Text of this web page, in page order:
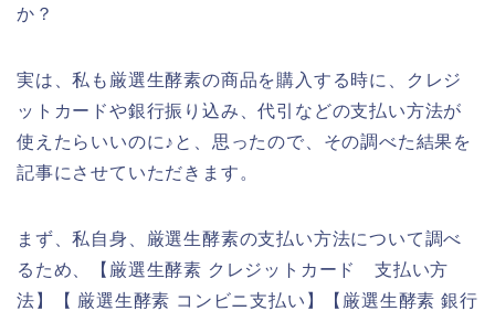
か？
実は、私も厳選生酵素の商品を購入する時に、クレジ
ットカードや銀行振り込み、代引などの支払い方法が
使えたらいいのに♪と、思ったので、その調べた結果を
記事にさせていただきます。
まず、私自身、厳選生酵素の支払い方法について調べ
るため、【厳選生酵素 クレジットカード 支払い方
法】【 厳選生酵素 コンビニ支払い】【厳選生酵素 銀行